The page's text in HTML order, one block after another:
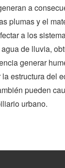
a
plumas y el
a los
de lluvia,
generar
estructura del
pueden
urbano.